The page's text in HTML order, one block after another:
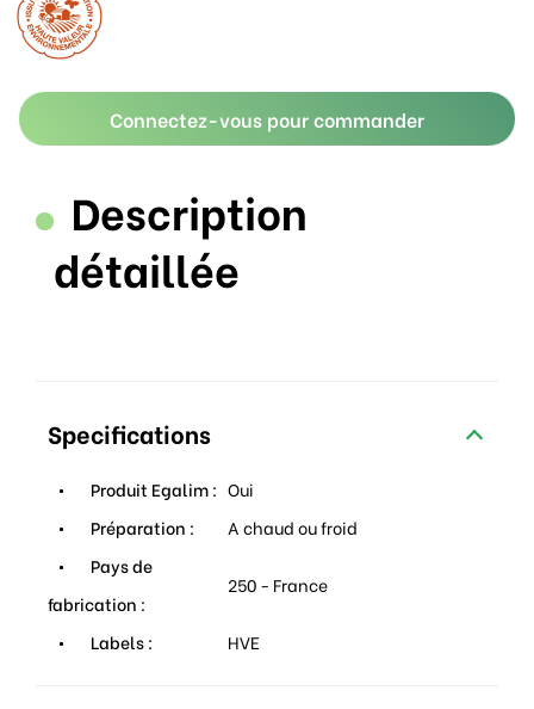
Connectez-vous pour commander
Description
détaillée
Specifications
Produit Egalim : Oui
Préparation :
A chaud ou froid
Pays de
fabrication :
250 - France
Labels : HVE